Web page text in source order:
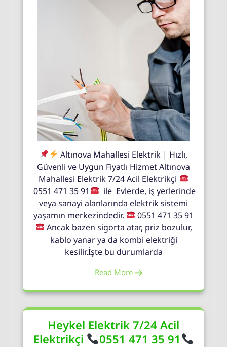
Altınova Mahallesi Elektrik | Hızlı,
Güvenli ve Uygun Fiyatlı Hizmet Altınova
Mahallesi Elektrik 7/24 Acil Elektrikçi
0551 471 35 91
ile Evlerde, iş yerlerinde
veya sanayi alanlarında elektrik sistemi
yaşamın merkezindedir.
0551 471 35 91
Ancak bazen sigorta atar, priz bozulur,
kablo yanar ya da kombi elektriği
kesilir.İşte bu durumlarda
Read More
Heykel Elektrik 7/24 Acil
Elektrikçi
0551 471 35 91